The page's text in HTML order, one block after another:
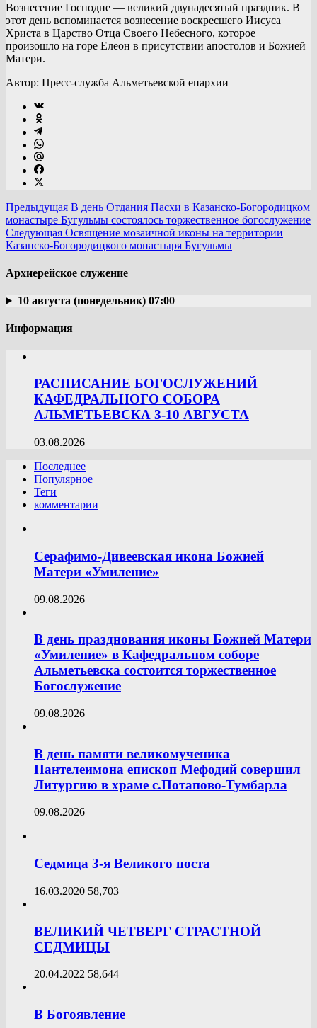
Вознесение Господне — великий двунадесятый праздник. В
этот день вспоминается вознесение воскресшего Иисуса
Христа в Царство Отца Своего Небесного, которое
произошло на горе Елеон в присутствии апостолов и Божией
Матери.
Автор: Пресс-служба Альметьевской епархии
Предыдущая В день Отдания Пасхи в Казанско-Богородицком
монастыре Бугульмы состоялось торжественное богослужение
Следующая Освящение мозаичной иконы на территории
Казанско-Богородицкого монастыря Бугульмы
Архиерейское служение
10 августа (понедельник) 07:00
Информация
РАСПИСАНИЕ БОГОСЛУЖЕНИЙ
КАФЕДРАЛЬНОГО СОБОРА
АЛЬМЕТЬЕВСКА 3-10 АВГУСТА
03.08.2026
Последнее
Популярное
Теги
комментарии
Серафимо-Дивеевская икона Божией
Матери «Умиление»
09.08.2026
В день празднования иконы Божией Матери
«Умиление» в Кафедральном соборе
Альметьевска состоится торжественное
Богослужение
09.08.2026
В день памяти великомученика
Пантелеимона епископ Мефодий совершил
Литургию в храме с.Потапово-Тумбарла
09.08.2026
Седмица 3-я Великого поста
16.03.2020 58,703
ВЕЛИКИЙ ЧЕТВЕРГ СТРАСТНОЙ
СЕДМИЦЫ
20.04.2022 58,644
В Богоявление